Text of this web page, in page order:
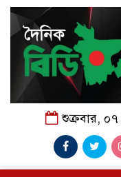
শুক্রবার,